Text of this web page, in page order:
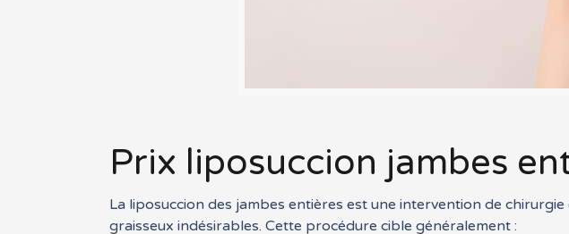
Prix liposuccion jambes
La liposuccion des jambes entières est une intervention de
graisseux indésirables. Cette procédure cible généralement :